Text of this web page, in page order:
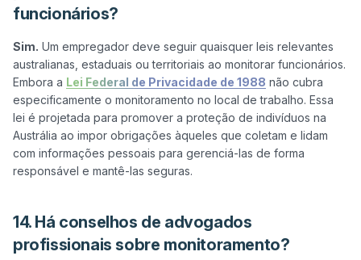
funcionários?
Sim. Um empregador deve seguir quaisquer leis relevantes
australianas, estaduais ou territoriais ao monitorar funcionários.
Embora a Lei Federal de Privacidade de 1988 não cubra
especificamente o monitoramento no local de trabalho. Essa
lei é projetada para promover a proteção de indivíduos na
Austrália ao impor obrigações àqueles que coletam e lidam
com informações pessoais para gerenciá-las de forma
14. Há conselhos de advogados
profissionais sobre monitoramento?